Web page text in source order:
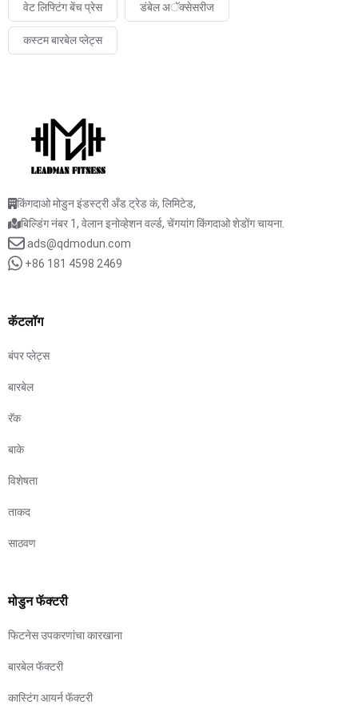
वेट लिफ्टिंग बेंच प्रेस डंबेल अॅक्सेसरीज
कस्टम बारबेल प्लेट्स
किंगदाओ मोडुन इंडस्ट्री अँड ट्रेड कं, लिमिटेड,
बिल्डिंग नंबर 1, वेलान इनोव्हेशन वर्ल्ड, चेंगयांग किंगदाओ शेडोंग चायना.
ads@qdmodun.com
+86 181 4598 2469
कॅटलॉग
बंपर प्लेट्स
बारबेल
रॅक
बाके
विशेषता
ताकद
साठवण
मोडुन फॅक्टरी
फिटनेस उपकरणांचा कारखाना
बारबेल फॅक्टरी
कास्टिंग आयर्न फॅक्टरी